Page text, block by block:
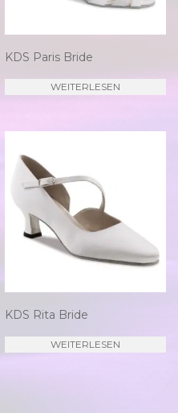
KDS Paris Bride
WEITERLESEN
KDS Rita Bride
WEITERLESEN